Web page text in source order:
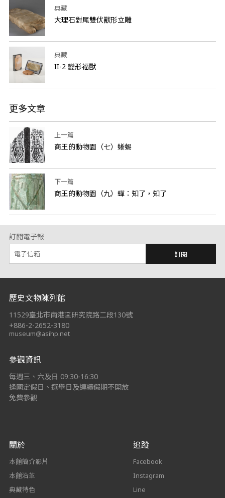
典藏
大理石對尾雙伏獸形立雕
典藏
II-2 變形福獸
更多文章
上一篇
商王的動物園（七）蜥蜴
下一篇
商王的動物園（九）蟬：知了，知了
訂閱電子報
訂閱
歷史文物陳列館
11529臺北市南港區研究院路二段130號
+886-2-2652-3180
museum@asihp.net
參觀資訊
每週三、六及日 09:30-16:30
逢國定假日、選舉日及連續假期不開放
免費參觀
關於
本館簡介影片
本館沿革
典藏特色
追蹤
Facebook
Instagram
Line